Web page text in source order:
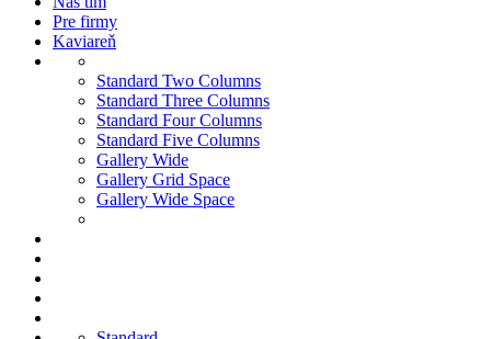
Pre firmy
Kaviareň
Standard Two Columns
Standard Three Columns
Standard Four Columns
Standard Five Columns
Gallery Wide
Gallery Grid Space
Gallery Wide Space